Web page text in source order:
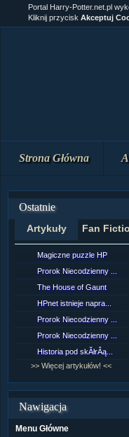
Strona Główna
Ostatnie
Artykuły Fan
Magiczne puzzle HP
Prorok Niecodzienny ...
The House of Gaunt
HPnet istnieje napra...
Prorok Niecodzienny ...
Prorok Niecodzienny ...
Historia pod skĂłrÂą...
>> Więcej artykułów! <<
Nawigacja
Menu Główne
Portal Harry-Potter.net.pl
Kliknij przycisk Akceptuj